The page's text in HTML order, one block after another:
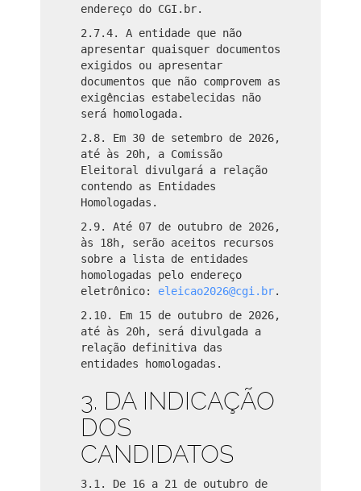
endereço do CGI.br.
2.7.4. A entidade que não
apresentar quaisquer documentos
exigidos ou apresentar
documentos que não comprovem as
exigências estabelecidas não
será homologada.
2.8. Em 30 de setembro de 2026,
até às 20h, a Comissão
Eleitoral divulgará a relação
contendo as Entidades
Homologadas.
2.9. Até 07 de outubro de 2026,
às 18h, serão aceitos recursos
sobre a lista de entidades
homologadas pelo endereço
eletrônico: eleicao2026@cgi.br.
2.10. Em 15 de outubro de 2026,
até às 20h, será divulgada a
relação definitiva das
entidades homologadas.
3. DA INDICAÇÃO
DOS
CANDIDATOS
3.1. De 16 a 21 de outubro de